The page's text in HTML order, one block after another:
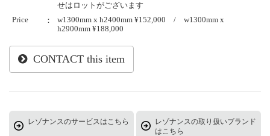
せはロットがございます
Price
：
w1300mm x h2400mm ¥152,000 / w1300mm x
h2900mm ¥188,000
CONTACT this item
レゾナンスのサービスはこちら
レゾナンスの取り扱いブランド
はこちら